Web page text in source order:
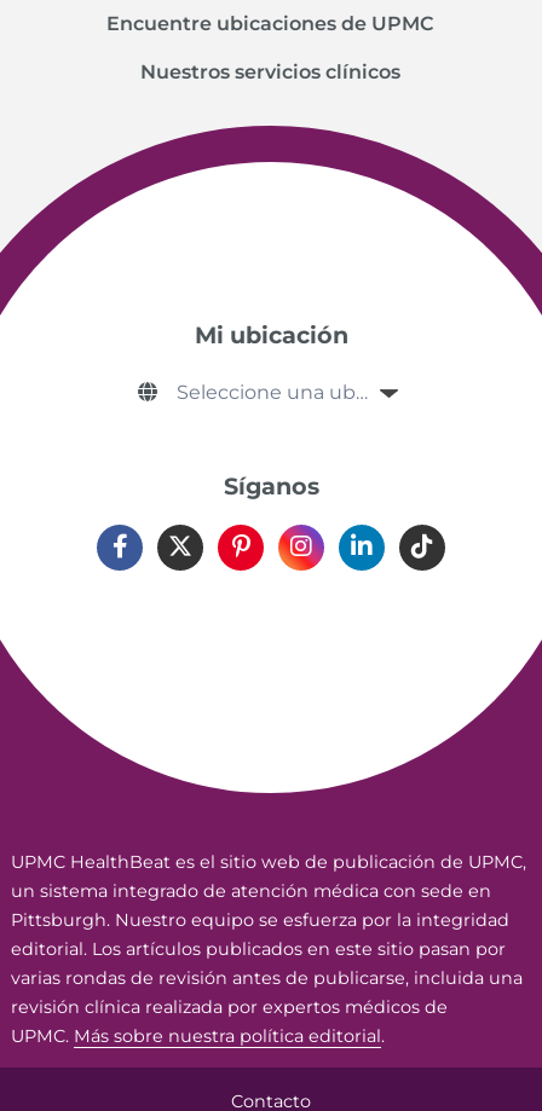
Encuentre ubicaciones de UPMC
Nuestros servicios clínicos
Mi ubicación
Síganos
UPMC HealthBeat es el sitio web de publicación de UPMC,
un sistema integrado de atención médica con sede en
Pittsburgh. Nuestro equipo se esfuerza por la integridad
editorial. Los artículos publicados en este sitio pasan por
varias rondas de revisión antes de publicarse, incluida una
revisión clínica realizada por expertos médicos de
UPMC. Más sobre nuestra política editorial.
Contacto